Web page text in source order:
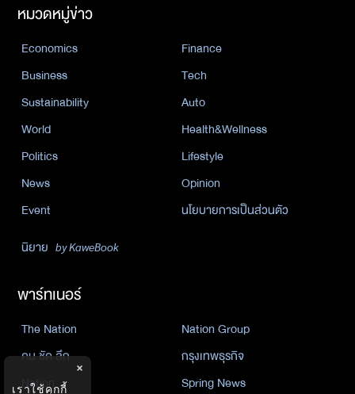
หมวดหมู่ข่าว
Economics
Finance
Business
Tech
Sustainability
Auto
World
Health&Wellness
Politics
Lifestyle
News
Opinion
Event
นโยบายการเป็นส่วนตัว
นิยาย by KaweBook
พาร์ทเนอร์
The Nation
Nation Group
คม ชัด ลึก
กรุงเทพธุรกิจ
Nation
Spring News
×
เราใช้คุกกี้